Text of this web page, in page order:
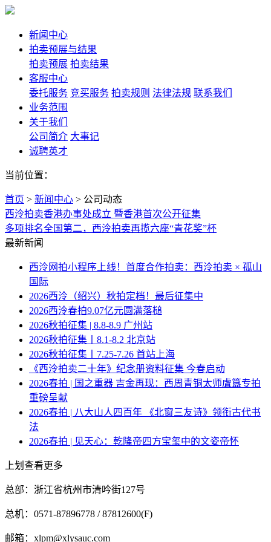
新闻中心
拍卖预展与结果
拍卖预展 拍卖结果
客服中心
委托服务 竞买服务 拍卖规则 法律法规 联系我们
业务范围
关于我们
公司简介 大事记
诚聘英才
当前位置：
首页 > 新闻中心 > 公司动态
西泠拍卖香港办事处成立 暨香港首次公开征集
多项排名全国第二，西泠拍卖再揽六座“青花奖”杯
最新新闻
西泠网拍小程序上线！首度合作拍卖：西泠拍卖 × 孤山
国际
2026西泠（绍兴）秋拍定档！最后征集中
2026西泠春拍9.07亿元圆满落槌
2026秋拍征集 | 8.8-8.9 广州站
2026秋拍征集丨8.1-8.2 北京站
2026秋拍征集丨7.25-7.26 首站上海
《西泠拍卖二十年》纪念册资料征集 今春启动
2026春拍 | 国之重器 吉金再现：西周青铜太师虘簋专拍
重磅呈献
2026春拍 | 八大山人四百年 《北窗三友诗》领衔古代书
法
2026春拍 | 见天心：乾隆帝四方宝玺中的文姿帝怀
上划查看更多
总部：浙江省杭州市清吟街127号
总机：0571-87896778 / 87812600(F)
邮箱：xlpm@xlysauc.com